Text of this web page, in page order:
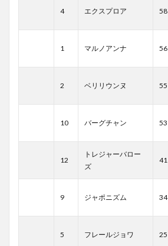
4 エクスプロア 58
1 マルノアンナ 56
2 ベリリウンヌ 55
10 バーグチャン 53
12
トレジャーバロー
ズ
41
9 ジャポニズム 34
5 フレールジョワ 25